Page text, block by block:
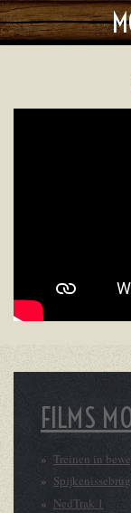
Ga
direct
FILMS
Treinen in
Spijkenissebrug
NedTrak 1